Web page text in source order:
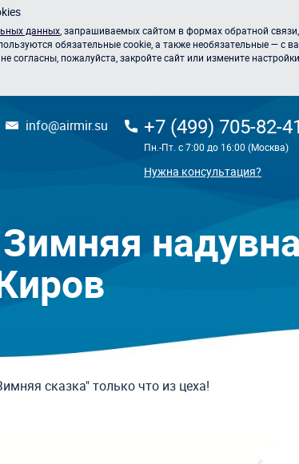
данных , запрашиваемых сайтом в формах обратной
обязательные cookie, а также необязательные — с
пожалуйста, закройте сайт или измените настройки
info@airmir.su +7 (499) 705-82-41
Пн.-Пт. с 7:00 до 16:00 (Москва)
Нужна консультация?
сказка" только что из цеха!